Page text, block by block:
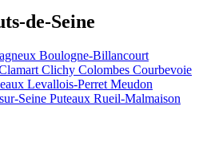
de-Seine
Boulogne-Billancourt
Clichy Colombes Courbevoie
Levallois-Perret Meudon
Seine Puteaux Rueil-Malmaison